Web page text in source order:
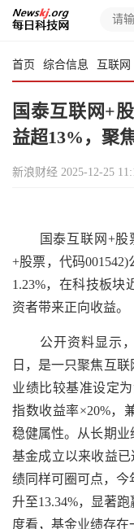
首页 综合信息 互联网
国泰互联网+
益超13%，聚
新浪财经 2025-12-25
国泰互联网+股票
+股票，代码
1.23%，在科技板块
资者带来正向收益。
公开资料显示，
日，是一只聚焦互
业绩比较基准设定
指数收益率×20%，
稳健属性。从长期
基金成立以来收益已
绩同样可圈可点，今
升至13.34%，显著
度看，基金业绩存在